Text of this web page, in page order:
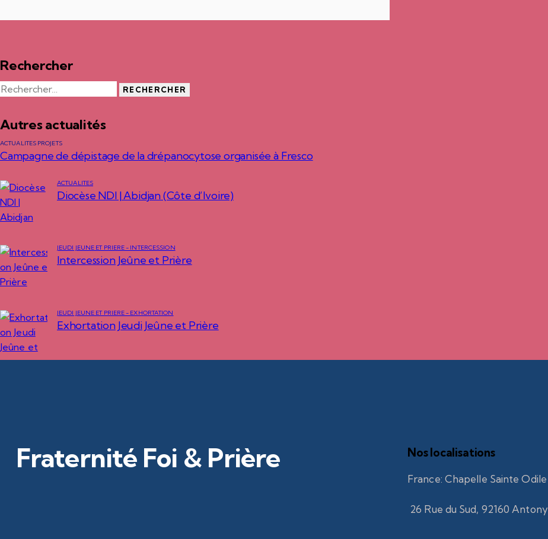
Rechercher
Autres actualités
ACTUALITÉS PROJETS
Campagne de dépistage de la drépanocytose organisée à Fresco
ACTUALITÉS
Diocèse NDI | Abidjan (Côte d’Ivoire)
JEUDI JEUNE ET PRIÈRE - INTERCESSION
Intercession Jeûne et Prière
JEUDI JEUNE ET PRIÈRE - EXHORTATION
Exhortation Jeudi Jeûne et Prière
Fraternité Foi & Prière Nos localisations
France: Chapelle Sainte Odile
26 Rue du Sud, 92160 Antony